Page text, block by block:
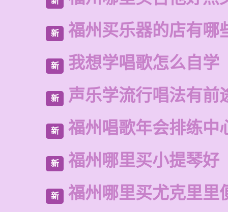
新 福州买乐器的店有哪
新 我想学唱歌怎么自学
新 声乐学流行唱法有前
新 福州唱歌年会排练中
新 福州哪里买小提琴好
新 福州哪里买尤克里里